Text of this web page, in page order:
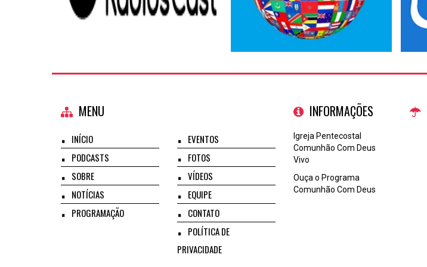
MENU
INÍCIO
PODCASTS
SOBRE
NOTÍCIAS
PROGRAMAÇÃO
EVENTOS
FOTOS
VÍDEOS
EQUIPE
CONTATO
POLÍTICA DE
PRIVACIDADE
INFORMAÇÕES
Igreja Pentecostal
Comunhão Com Deus
Vivo
Ouça o Programa
Comunhão Com Deus